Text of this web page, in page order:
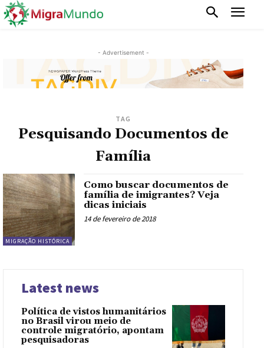
- Advertisement -
TAG
Pesquisando Documentos de
Família
MIGRAÇÃO HISTÓRICA
Como buscar documentos de
família de imigrantes? Veja
dicas iniciais
14 de fevereiro de 2018
Latest news
Política de vistos humanitários
no Brasil virou meio de
controle migratório, apontam
pesquisadoras